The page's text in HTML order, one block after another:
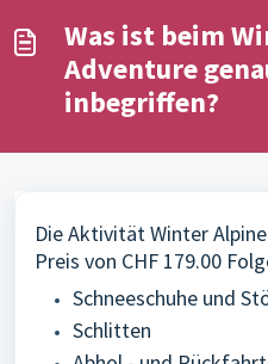
Was ist beim
Adventure
inbegriffen?
Die Aktivität Winter
Preis von CHF 179.00
Schneeschuhe und
Schlitten